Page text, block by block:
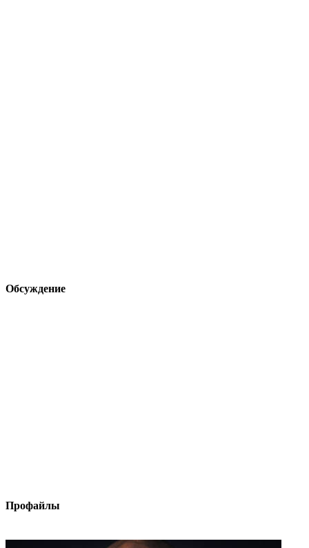
Обсуждение
Профайлы